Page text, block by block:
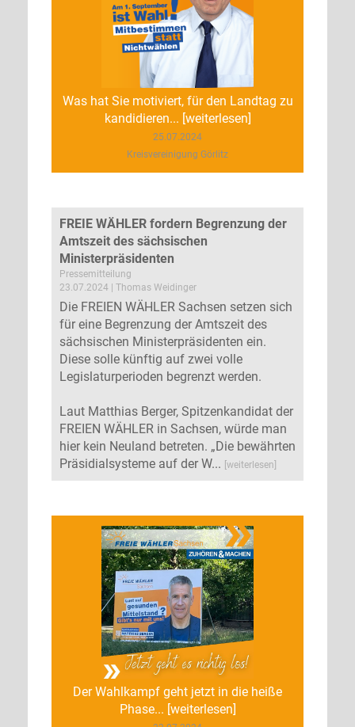
Was hat Sie motiviert, für den Landtag zu
kandidieren... [weiterlesen]
25.07.2024
Kreisvereinigung Görlitz
FREIE WÄHLER fordern Begrenzung der
Amtszeit des sächsischen
Ministerpräsidenten
Pressemitteilung
23.07.2024 | Thomas Weidinger
Die FREIEN WÄHLER Sachsen setzen sich
für eine Begrenzung der Amtszeit des
sächsischen Ministerpräsidenten ein.
Diese solle künftig auf zwei volle
Legislaturperioden begrenzt werden.
Laut Matthias Berger, Spitzenkandidat der
FREIEN WÄHLER in Sachsen, würde man
hier kein Neuland betreten. „Die bewährten
Präsidialsysteme auf der W... [weiterlesen]
Der Wahlkampf geht jetzt in die heiße
Phase... [weiterlesen]